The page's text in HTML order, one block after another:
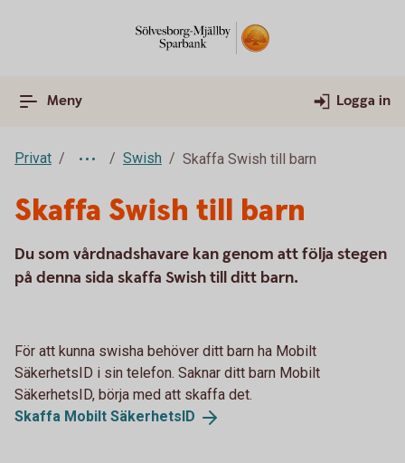
Meny Logga in
Privat Swish Skaffa Swish till barn
Skaffa Swish till barn
Du som vårdnadshavare kan genom att följa stegen
på denna sida skaffa Swish till ditt barn.
För att kunna swisha behöver ditt barn ha Mobilt
SäkerhetsID i sin telefon. Saknar ditt barn Mobilt
SäkerhetsID, börja med att skaffa det.
Skaffa Mobilt SäkerhetsID